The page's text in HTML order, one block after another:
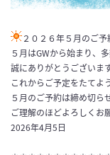
２０２６年５月のご
５月はGWから始まり、
誠にありがとうございます
これからご予定をたてよ
５月のご予約は締め切ら
ご理解のほどよろしくお
2026年4月5日